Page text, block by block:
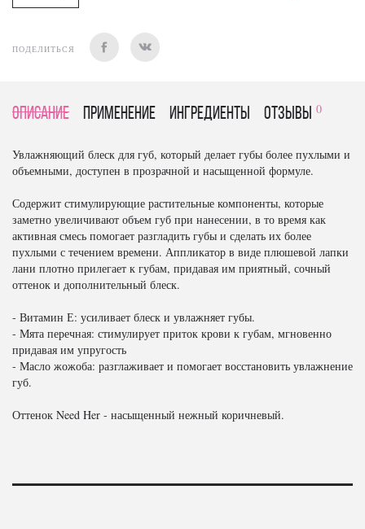
ПОДЕЛИТЬСЯ
Описание Применение Ингредиенты отзывы 0
Увлажняющий блеск для губ, который делает губы более пухлыми и
объемными, доступен в прозрачной и насыщенной формуле.
Содержит стимулирующие растительные компоненты, которые
заметно увеличивают объем губ при нанесении, в то время как
активная смесь помогает разгладить губы и сделать их более
пухлыми с течением времени. Аппликатор в виде плюшевой лапки
лани плотно прилегает к губам, придавая им приятный, сочный
оттенок и дополнительный блеск.
- Витамин Е: усиливает блеск и увлажняет губы.
- Мята перечная: стимулирует приток крови к губам, мгновенно
придавая им упругость
- Масло жожоба: разглаживает и помогает восстановить увлажнение
губ.
Оттенок Need Her - насыщенный нежный коричневый.